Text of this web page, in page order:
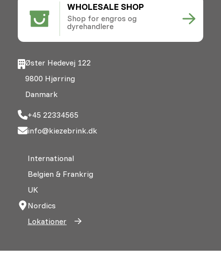
WHOLESALE SHOP
Shop for engros og
dyrehandlere
Øster Hedevej 122
9800 Hjørring
Danmark
+45 22334565
info@kiezebrink.dk
International
Belgien & Frankrig
UK
Nordics
Lokationer